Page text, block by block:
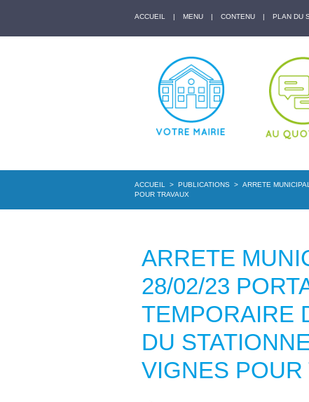
ACCUEIL | MENU | CONTENU | PLAN DU
ACCUEIL > PUBLICATIONS > ARRETE
POUR TRAVAUX
ARRETE
28/02/23
TEMPORAIRE
DU
VIGNES POUR